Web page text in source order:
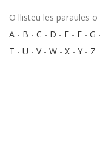
O llisteu les paraules
A - B - C - D - E - F - G -
T - U - V- W - X - Y - Z